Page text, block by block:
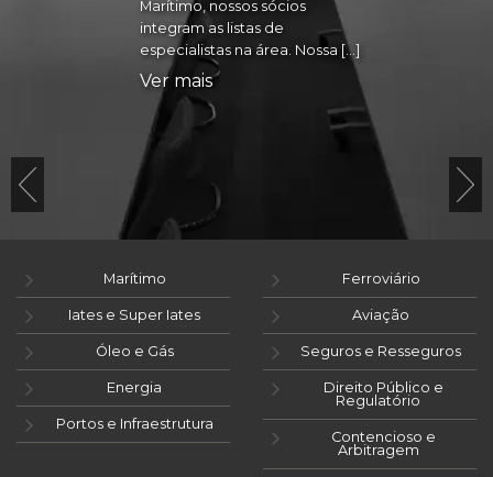
Marítimo, nossos sócios
integram as listas de
especialistas na área. Nossa […]
Ver mais
Marítimo
Iates e Super Iates
Óleo e Gás
Energia
Portos e Infraestrutura
Ferroviário
Aviação
Seguros e Resseguros
Direito Público e
Regulatório
Contencioso e
Arbitragem